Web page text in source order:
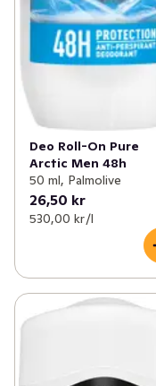
Deo Roll-On Pure
Arctic Men 48h
50 ml, Palmolive
26,50 kr
530,00 kr /l